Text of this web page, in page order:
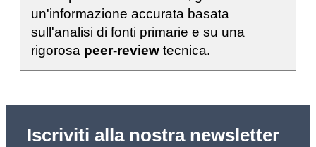
un'informazione accurata basata
sull'analisi di fonti primarie e su una
rigorosa peer-review tecnica.
Iscriviti alla nostra newsletter